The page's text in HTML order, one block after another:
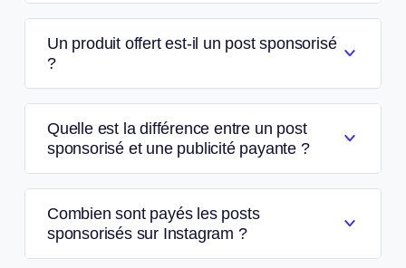
Un produit offert est-il un post sponsorisé
?
Quelle est la différence entre un post
sponsorisé et une publicité payante ?
Combien sont payés les posts
sponsorisés sur Instagram ?